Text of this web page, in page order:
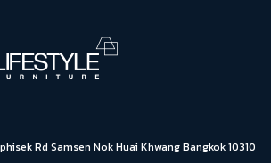
Rd Samsen Nok Huai Khwang Bangkok 10310